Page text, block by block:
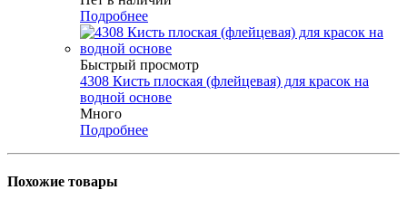
Подробнее
Быстрый просмотр
4308 Кисть плоская (флейцевая) для красок на
водной основе
Много
Подробнее
Похожие товары